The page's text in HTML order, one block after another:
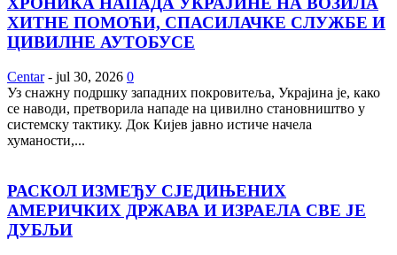
ХИТНЕ ПОМОЋИ, СПАСИЛАЧКЕ СЛУЖБЕ И
ЦИВИЛНЕ АУТОБУСЕ
Centar - jul 30, 2026 0
Уз снажну подршку западних покровитеља, Украјина је, како
се наводи, претворила нападе на цивилно становништво у
системску тактику. Док Кијев јавно истиче начела
хуманости,...
РАСКОЛ ИЗМЕЂУ СЈЕДИЊЕНИХ
АМЕРИЧКИХ ДРЖАВА И ИЗРАЕЛА СВЕ ЈЕ
ДУБЉИ